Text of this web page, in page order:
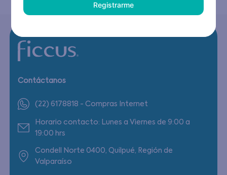
Contáctanos
(22) 6178818 - Compras Internet
Horario contacto: Lunes a Viernes de 9:00 a
19:00 hrs
Condell Norte 0400, Quilpué, Región de
Valparaíso
Registrarme